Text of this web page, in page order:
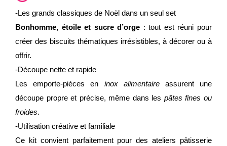
-Les grands classiques de Noël dans un seul set
Bonhomme, étoile et sucre d’orge : tout est réuni pour
créer des biscuits thématiques irrésistibles, à décorer ou à
offrir.
-Découpe nette et rapide
Les emporte-pièces en inox alimentaireassurent une
découpe propre et précise, même dans les pâtes fines ou
froides.
-Utilisation créative et familiale
Ce kit convient parfaitement pour des ateliers pâtisserie